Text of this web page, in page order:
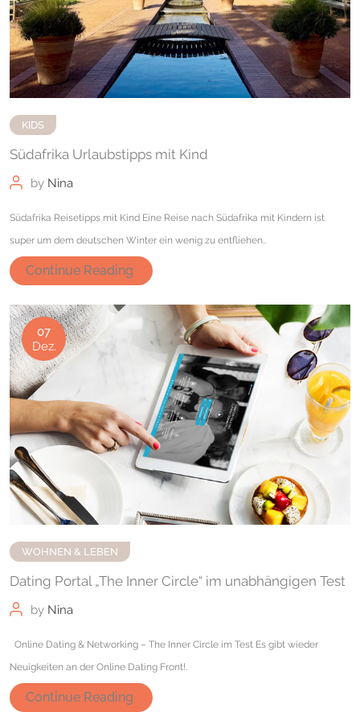
KIDS
Südafrika Urlaubstipps mit Kind
by Nina
Südafrika Reisetipps mit Kind Eine Reise nach Südafrika mit Kindern ist
super um dem deutschen Winter ein wenig zu entfliehen..
Continue Reading
07
Dez.
WOHNEN & LEBEN
Dating Portal „The Inner Circle“ im unabhängigen Test
by Nina
Online Dating & Networking – The Inner Circle im Test Es gibt wieder
Neuigkeiten an der Online Dating Front!.
Continue Reading